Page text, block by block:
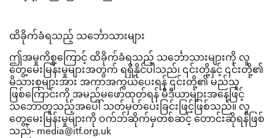
ထိခိုက်ခံရသည့် သင်္ဘောသားများ
ဤအမှုကိစ္စကြောင့် ထိခိုက်ခံရသည့် သင်္ဘောသားများကို လူ
တွေ့မေးမြန်းမှုများအတွက် ရရှိနိုင်ပါသည်၊ ၎င်းတို့နှင့် ၎င်းတို့၏
မိသားစုများအား အကာအကွယ်ပေးရန် ၎င်းတို့၏ မည်သူ
ဖြစ်ကြောင်းကို အမည်မဖော်ထုတ်ရန် မီဒီယာများအနေဖြင့်
သဘောတူသည့်အပေါ် သတ်မှတ်ပေးခြင်းဖြင့်ဖြစ်သည်။ လူ
တွေ့မေးမြန်းမှုများကို ဝက်ဘ်ဆိုက်မှတစ်ဆင့် တောင်းဆိုရန်ဖြစ်
သည်- media@itf.org.uk